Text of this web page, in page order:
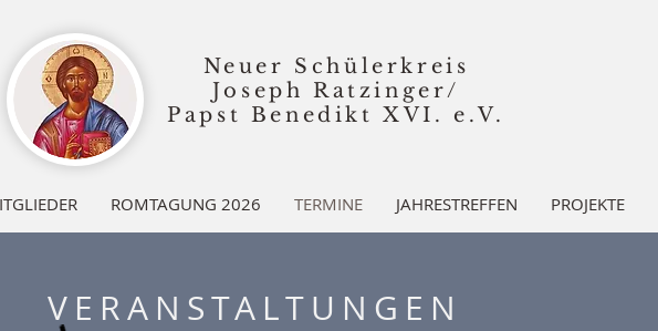
Neuer Schülerkreis
Joseph Ratzinger/
Papst Benedikt XVI.
e.V.
ROMTAGUNG 2026 TERMINE JAHRESTREFFEN PROJEKTE
VERANSTALTUNGEN